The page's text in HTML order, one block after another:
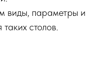
виды, параметры и
столов.